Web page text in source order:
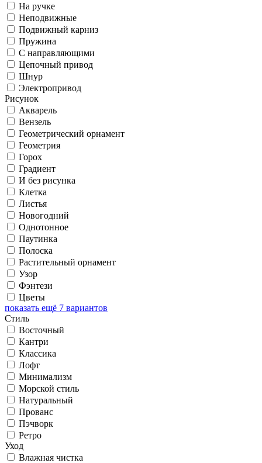
На ручке
Неподвижные
Подвижный карниз
Пружина
С направляющими
Цепочный привод
Шнур
Электропривод
Рисунок
Акварель
Вензель
Геометрический орнамент
Геометрия
Горох
Градиент
И без рисунка
Клетка
Листья
Новогодний
Однотонное
Паутинка
Полоска
Растительный орнамент
Узор
Фэнтези
Цветы
показать ещё 7 вариантов
Стиль
Восточный
Кантри
Классика
Лофт
Минимализм
Морской стиль
Натуральный
Прованс
Пэчворк
Ретро
Уход
Влажная чистка